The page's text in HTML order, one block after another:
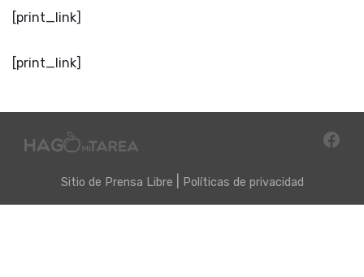
[print_link]
[print_link]
Sitio de Prensa Libre Políticas de privacidad